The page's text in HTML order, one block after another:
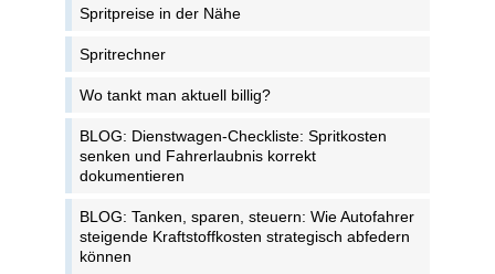
Spritpreise in der Nähe
Spritrechner
Wo tankt man aktuell billig?
BLOG: Dienstwagen-Checkliste: Spritkosten
senken und Fahrerlaubnis korrekt
dokumentieren
BLOG: Tanken, sparen, steuern: Wie Autofahrer
steigende Kraftstoffkosten strategisch abfedern
können